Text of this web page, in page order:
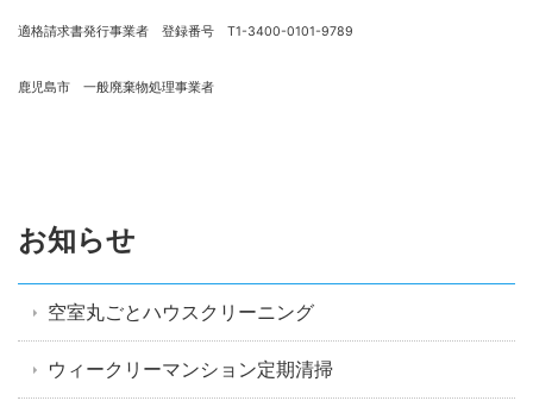
適格請求書発行事業者 登録番号 T1-3400-0101-9789
鹿児島市 一般廃棄物処理事業者
お知らせ
空室丸ごとハウスクリーニング
ウィークリーマンション定期清掃